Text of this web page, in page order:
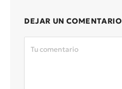
DEJAR UN COMENTARIO